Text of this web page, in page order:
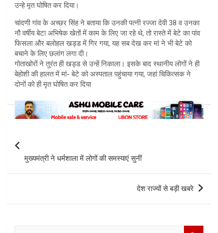
उन्हे मृत घोषित कर दिया।
चांदणी गांव के अच्छर सिंह ने बताया कि उनकी पत्नी रज्जा देवी 38 व उनका
नौ वर्षीय बेटा अभिषेक खेतों में काम के लिए जा रहे थे, तो रास्ते में बेटे का पांव
फिसला और बलोहल खड्ड में गिर गया, यह सब देख कर मां ने भी बेटे को
बचाने के लिए छलांग लगा दी।
गोताखोरों ने तुरंत ही खड्ड से उन्हें निकाला। इसके बाद स्थानीय लोगों ने ही
बेहोशी की हालत में मां- बेटे को अस्पताल पहुंचाया गया, जहां चिकित्सक ने
दोनों को ही मृत घोषित कर दिया
navigation
मुख्यमंत्री ने धर्मशाला में लोगों की समस्याएं सुनीं
देश राज्यों से बड़ी खबरे